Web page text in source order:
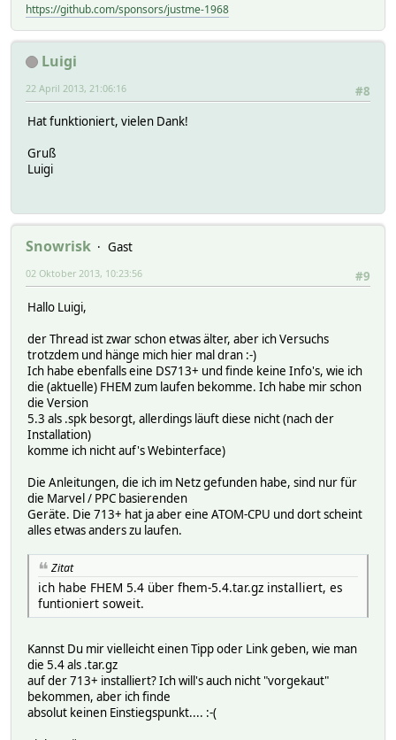
https://github.com/sponsors/justme-1968
Luigi
#8
22 April 2013, 21:06:16
Hat funktioniert, vielen Dank!
Gruß
Luigi
Snowrisk
Gast
#9
02 Oktober 2013, 10:23:56
Hallo Luigi,
der Thread ist zwar schon etwas älter, aber ich Versuchs
trotzdem und hänge mich hier mal dran :-)
Ich habe ebenfalls eine DS713+ und finde keine Info's, wie ich
die (aktuelle) FHEM zum laufen bekomme. Ich habe mir schon
die Version
5.3 als .spk besorgt, allerdings läuft diese nicht (nach der
Installation)
komme ich nicht auf's Webinterface)
Die Anleitungen, die ich im Netz gefunden habe, sind nur für
die Marvel / PPC basierenden
Geräte. Die 713+ hat ja aber eine ATOM-CPU und dort scheint
alles etwas anders zu laufen.
Zitat
ich habe FHEM 5.4 über fhem-5.4.tar.gz installiert, es
funtioniert soweit.
Kannst Du mir vielleicht einen Tipp oder Link geben, wie man
die 5.4 als .tar.gz
auf der 713+ installiert? Ich will's auch nicht "vorgekaut"
bekommen, aber ich finde
absolut keinen Einstiegspunkt.... :-(